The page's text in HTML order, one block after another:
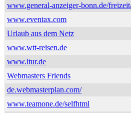
www.general-anzeiger-bonn.de/
www.eventax.com
Urlaub aus dem Netz
www.wtt-reisen.de
www.ltur.de
Webmasters Friends
de.webmasterplan.com/
www.teamone.de/selfhtml